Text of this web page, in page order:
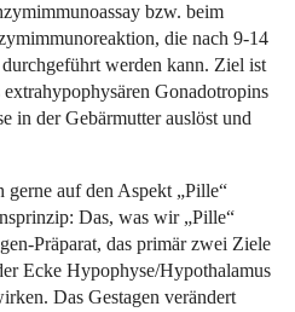
bzw. beim
die nach 9-14
werden kann. Ziel ist
Gonadotropins
in der Gebärmutter auslöst und
auf den Aspekt „Pille“
Das, was wir „Pille“
Präparat, das primär zwei Ziele
Ecke Hypophyse/Hypothalamus
Das Gestagen verändert